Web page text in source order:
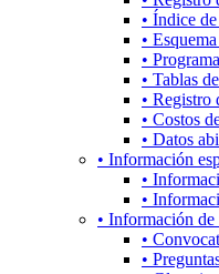
• Índice
•
•
• Tablas
• Registro
• Costos
• Datos
• Información
•
•
• Información de
•
•